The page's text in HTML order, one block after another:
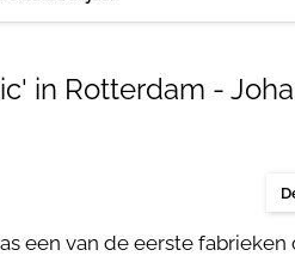
in Rotterdam -
een van de eerste